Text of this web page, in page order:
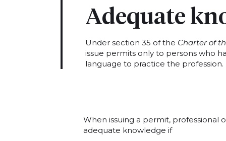
Adequate
Under section 35 of the Charter of
issue permits only to persons who
language to practice the profession.
When issuing a permit, professional
adequate knowledge if